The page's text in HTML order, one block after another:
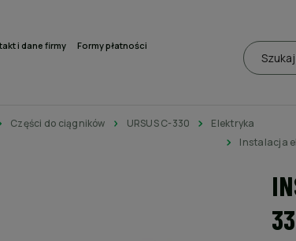
i dane firmy Formy płatności
Części do ciągników URSUS C-330
Elektryka
Instalacja